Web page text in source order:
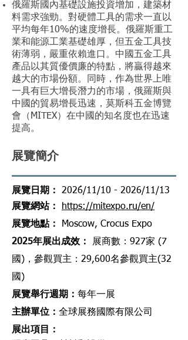
俄羅斯國內基礎設施投資增加，建築材
料需求強勁。對硬體工具的需求一直以
平均每年10%的速度增長。俄羅斯重工
業和能源工業基礎雄厚，但五金工具技
術薄弱，嚴重依賴進口。中國五金工具
產品以其質優價廉的特點，將贏得越來
越大的市場份額。同時，作為世界上唯
一具有巨大增長潛力的市場，俄羅斯與
中國的貿易增長迅速，莫斯科五金博覽
會（MITEX）在中國的知名度也在迅速
提高。
展覽簡介
​展覽日期：
202ˊ6/11/10 - 2026/11/13
​展覽網站：
https://mitexpo.ru/en/
​展覽地點：
Moscow, Crocus Expo
2025年展出成效 ：
展商數：927家 (7
國)，參觀買主：29,600名參觀買主(32
國)
展覽舉行週期 ： 每年一展
主辦單位 ： 全球展務國際有限公司
展出項目
：